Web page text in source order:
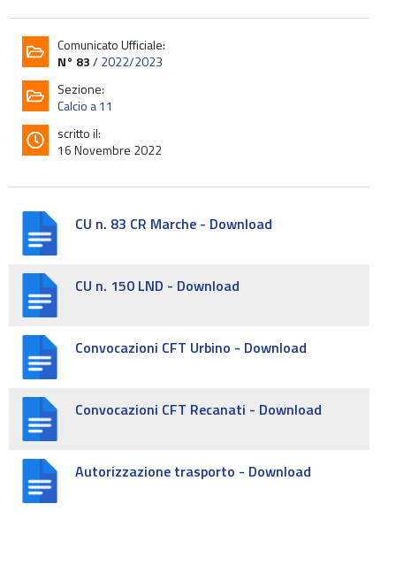
Comunicato Ufficiale:
N° 83/2022/2023
Sezione:
Calcio a 11
scritto il:
16 Novembre 2022
CU n. 83 CR Marche - Download
CU n. 150 LND - Download
Convocazioni CFT Urbino - Download
Convocazioni CFT Recanati - Download
Autorizzazione trasporto - Download